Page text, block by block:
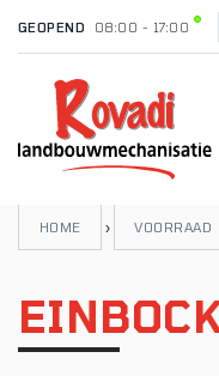
GEOPEND 08:00 - 17:00
HOME › VOORRAAD